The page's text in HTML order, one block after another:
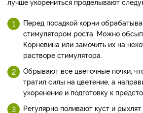
Перед посадкой корни
стимулятором роста. Можно
Корневина или замочить их на
растворе стимулятора.
Обрывают все цветочные почки,
тратил силы на цветение, а
укоренение и подготовку к
Регулярно поливают куст и рыхлят